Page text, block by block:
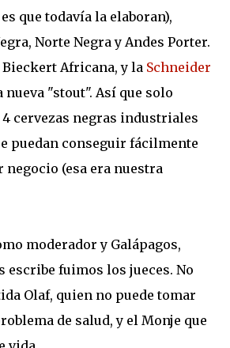
que todavía la elaboran),
Norte Negra y Andes Porter.
Africana, y la Schneider
nueva "stout". Así que solo
cervezas negras industriales
puedan conseguir fácilmente
negocio (esa era nuestra
moderador y Galápagos,
escribe fuimos los jueces. No
Olaf, quien no puede tomar
de salud, y el Monje que